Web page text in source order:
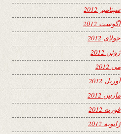
سپتامبر 2012
آگوست 2012
جولای 2012
ژوئن 2012
می 2012
آوریل 2012
مارس 2012
فوریه 2012
ژانویه 2012